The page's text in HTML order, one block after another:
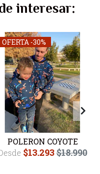
interesar:
OFERTA -30%
POLERON COYOTE
$13.293$18.990